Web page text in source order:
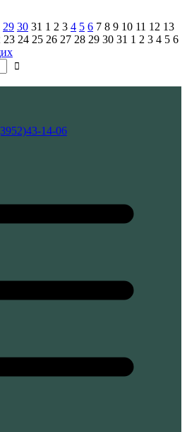
29 30 31 1 2 3 4 5 6 7 8 9 10 11 12 13
23 24 25 26 27 28 29 30 31 1 2 3 4 5 6
14-06